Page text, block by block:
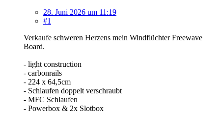
28. Juni 2026 um 11:19
#1
Verkaufe schweren Herzens mein Windflüchter Freewave
Board.
- light construction
- carbonrails
- 224 x 64,5cm
- Schlaufen doppelt verschraubt
- MFC Schlaufen
- Powerbox & 2x Slotbox